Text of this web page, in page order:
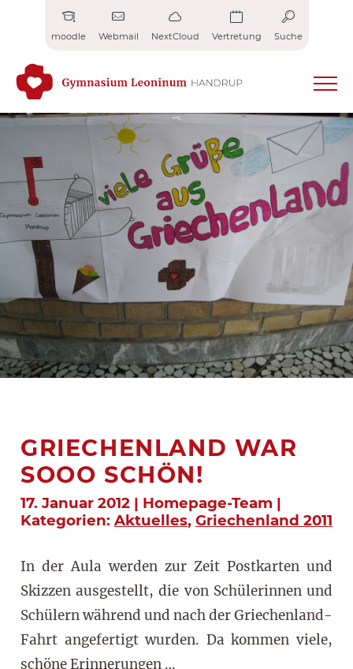
moodle Webmail NextCloud Vertretung Suche
GRIECHENLAND WAR
SOOO SCHÖN!
17. Januar 2012 | Homepage-Team |
Kategorien: Aktuelles, Griechenland 2011
In der Aula werden zur Zeit Postkarten und
Skizzen ausgestellt, die von Schülerinnen und
Schülern während und nach der Griechenland-
Fahrt angefertigt wurden. Da kommen viele,
schöne Erinnerungen …